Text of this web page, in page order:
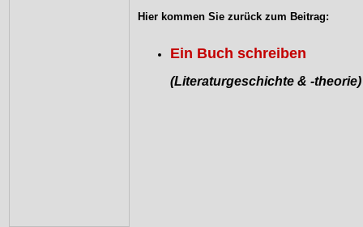
Hier kommen Sie zurück zum Beitrag:
Ein Buch schreiben
(Literaturgeschichte & -theorie)